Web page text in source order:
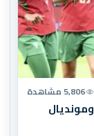
5,806 مشاهدة